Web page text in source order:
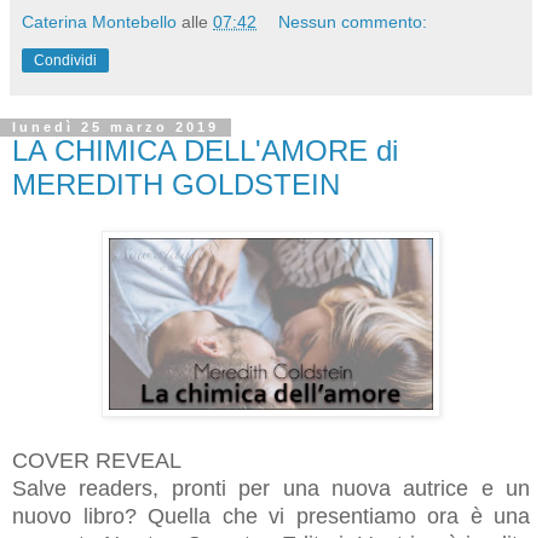
Caterina Montebello alle 07:42 Nessun commento:
Condividi
lunedì 25 marzo 2019
LA CHIMICA DELL'AMORE di
MEREDITH GOLDSTEIN
COVER REVEAL
Salve readers, pronti per una nuova autrice e un
nuovo libro? Quella che vi presentiamo ora è una